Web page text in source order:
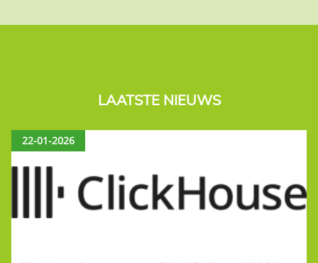
LAATSTE NIEUWS
22-01-2026